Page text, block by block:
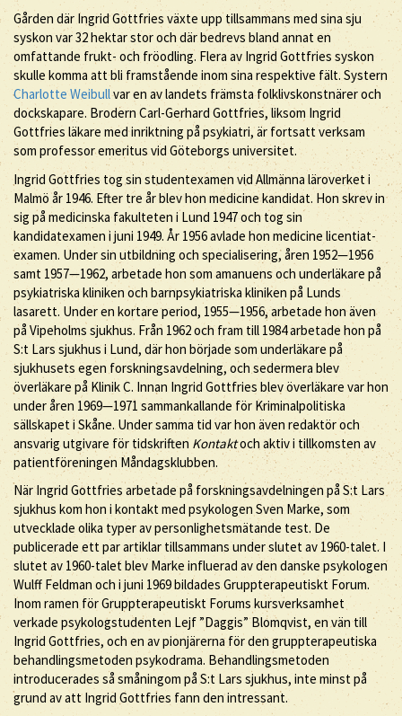
Gården där Ingrid Gottfries växte upp tillsammans med sina sju
syskon var 32 hektar stor och där bedrevs bland annat en
omfattande frukt- och fröodling. Flera av Ingrid Gottfries syskon
skulle komma att bli framstående inom sina respektive fält. Systern
Charlotte Weibullvar en av landets främsta folklivskonstnärer och
dockskapare. Brodern Carl-Gerhard Gottfries, liksom Ingrid
Gottfries läkare med inriktning på psykiatri, är fortsatt verksam
som professor emeritus vid Göteborgs universitet.
Ingrid Gottfries tog sin studentexamen vid Allmänna läroverket i
Malmö år 1946. Efter tre år blev hon medicine kandidat. Hon skrev in
sig på medicinska fakulteten i Lund 1947 och tog sin
kandidatexamen i juni 1949. År 1956 avlade hon medicine licentiat-
examen. Under sin utbildning och specialisering, åren 1952—1956
samt 1957—1962, arbetade hon som amanuens och underläkare på
psykiatriska kliniken och barnpsykiatriska kliniken på Lunds
lasarett. Under en kortare period, 1955—1956, arbetade hon även
på Vipeholms sjukhus. Från 1962 och fram till 1984 arbetade hon på
S:t Lars sjukhus i Lund, där hon började som underläkare på
sjukhusets egen forskningsavdelning, och sedermera blev
överläkare på Klinik C. Innan Ingrid Gottfries blev överläkare var hon
under åren 1969—1971 sammankallande för Kriminalpolitiska
sällskapet i Skåne. Under samma tid var hon även redaktör och
ansvarig utgivare för tidskriften Kontaktoch aktiv i tillkomsten av
patientföreningen Måndagsklubben.
När Ingrid Gottfries arbetade på forskningsavdelningen på S:t Lars
sjukhus kom hon i kontakt med psykologen Sven Marke, som
utvecklade olika typer av personlighetsmätande test. De
publicerade ett par artiklar tillsammans under slutet av 1960-talet. I
slutet av 1960-talet blev Marke influerad av den danske psykologen
Wulff Feldman och i juni 1969 bildades Gruppterapeutiskt Forum.
Inom ramen för Gruppterapeutiskt Forums kursverksamhet
verkade psykologstudenten Lejf ”Daggis” Blomqvist, en vän till
Ingrid Gottfries, och en av pionjärerna för den gruppterapeutiska
behandlingsmetoden psykodrama. Behandlingsmetoden
introducerades så småningom på S:t Lars sjukhus, inte minst på
grund av att Ingrid Gottfries fann den intressant.